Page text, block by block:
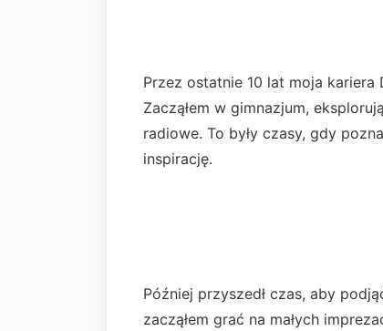
Przez ostatnie 10 lat moja kariera
Zacząłem w gimnazjum,
radiowe. To były czasy, gdy
inspirację.
Później przyszedł czas, aby
zacząłem grać na małych